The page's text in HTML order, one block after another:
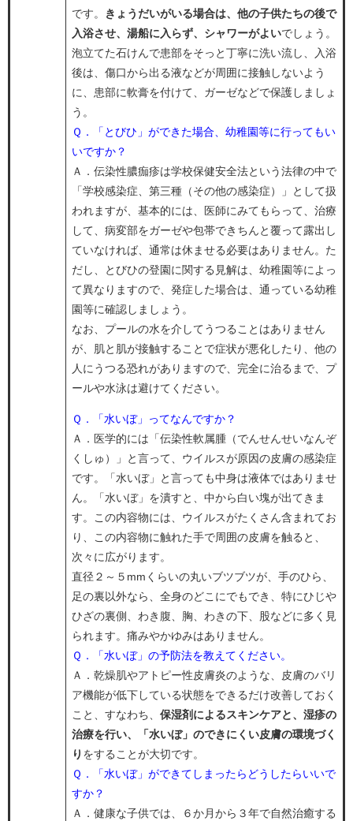
です。
きょうだいがいる場合は、他の子供たちの後で
入浴させ、 湯船に入らず、シャワーがよいでしょう。
泡立てた石けんで患部をそっと丁寧に洗い流し、入浴
後は、傷口から出る液などが周囲に接触しないよう
に、患部に軟膏を付けて、ガーゼなどで保護しましょ
う。
Ｑ．「とびひ」ができた場合、幼稚園等に行ってもい
いですか？
Ａ．伝染性膿痂疹は学校保健安全法という法律の中で
「学校感染症、第三種（その他の感染症）」として扱
われますが、基本的には、医師にみてもらって、治療
して、病変部をガーゼや包帯できちんと覆って露出し
ていなければ、通常は休ませる必要はありません。た
だし、とびひの登園に関する見解は、幼稚園等によっ
て異なりますので、発症した場合は、通っている幼稚
園等に確認しましょう。
なお、プールの水を介してうつることはありません
が、肌と肌が接触することで症状が悪化したり、他の
人にうつる恐れがありますので、完全に治るまで、プ
ールや水泳は避けてください。
Ｑ．「水いぼ」ってなんですか？​
Ａ．医学的には「伝染性軟属腫（でんせんせいなんぞ
くしゅ）」と言って、ウイルスが原因の皮膚の感染症
です。「水いぼ」と言っても中身は液体ではありませ
ん。「水いぼ」を潰すと、中から白い塊が出てきま
す。この内容物には、ウイルスがたくさん含まれてお
り、この内容物に触れた手で周囲の皮膚を触ると、
次々に広がります。
直径２～５mmくらいの丸いブツブツが、手のひら、
足の裏以外なら、全身のどこにでもでき、特にひじや
ひざの裏側、わき腹、胸、わきの下、股などに多く見
られます。痛みやかゆみはありません。
Ｑ．「水いぼ」の予防法を教えてください。​
​Ａ．乾燥肌やアトピー性皮膚炎のような、皮膚のバリ
ア機能が低下している状態をできるだけ改善しておく
こと、すなわち、 保湿剤によるスキンケアと、湿疹の
治療を行い、「水いぼ」のできにくい皮膚の環境づく
り をすることが大切です。
Ｑ．「水いぼ」ができてしまったらどうしたらいいで
すか？
​Ａ．健康な子供では、６か月から３年で自然治癒する